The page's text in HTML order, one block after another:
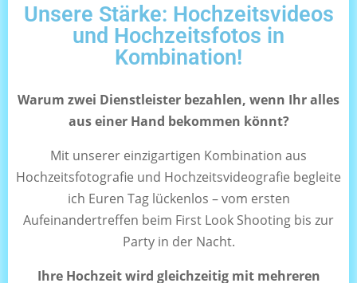
Unsere Stärke: Hochzeitsvideos
und Hochzeitsfotos in
Kombination!
Warum zwei Dienstleister bezahlen, wenn Ihr alles
aus einer Hand bekommen könnt?
Mit unserer einzigartigen Kombination aus
Hochzeitsfotografie und Hochzeitsvideografie begleite
ich Euren Tag lückenlos – vom ersten
Aufeinandertreffen beim First Look Shooting bis zur
Party in der Nacht.
Ihre Hochzeit wird gleichzeitig mit mehreren